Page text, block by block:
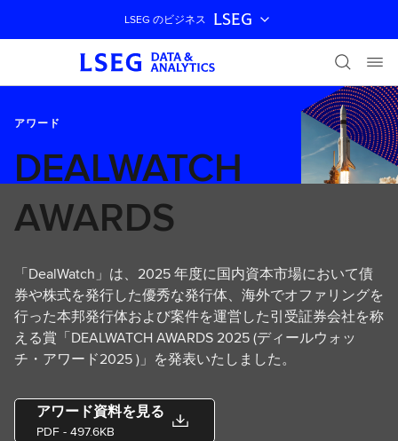
ナビゲーションをスキップ
LSEG のビジネス LSEG
アワード
DEALWATCH
AWARDS
「DealWatch」は、2025 年度に国内資本市場において債
券や株式を発行した優秀な発行体、海外でオファリングを
行った本邦発行体および案件を運営した引受証券会社を称
える賞「DEALWATCH AWARDS 2025 (ディールウォッ
チ・アワード2025 )」を発表いたしました。
アワード資料を見る
PDF - 497.6KB